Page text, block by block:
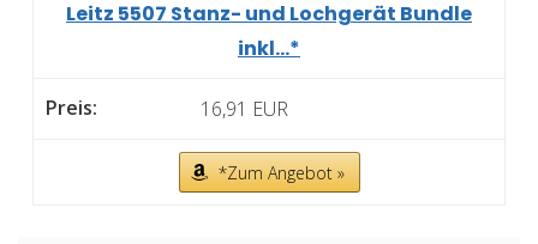
Leitz 5507 Stanz- und Lochgerät Bundle
inkl...*
16,91 EUR
*Zum Angebot »